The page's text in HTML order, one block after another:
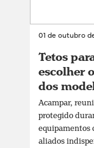
01 de outubro
Tetos
escolher
dos
Acampar,
protegido
equipamentos
aliados